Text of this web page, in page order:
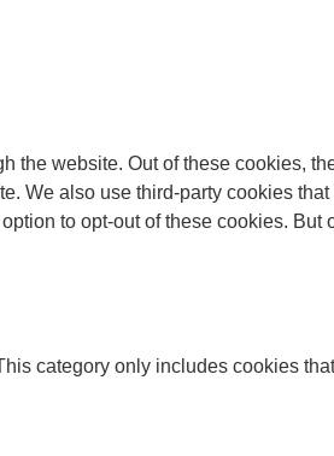
website. Out of these cookies,
We also use third-party cookies
to opt-out of these cookies.
category only includes cookies